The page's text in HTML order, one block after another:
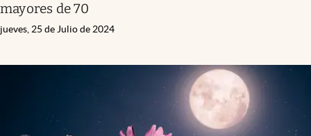
mayores de 70
jueves, 25 de Julio de 2024